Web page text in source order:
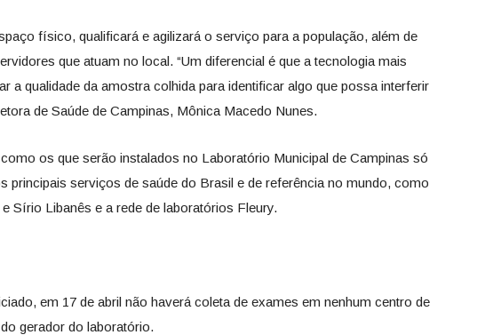
físico, qualificará e agilizará o serviço para a população, além de
que atuam no local. “Um diferencial é que a tecnologia mais
a qualidade da amostra colhida para identificar algo que possa interferir
de Saúde de Campinas, Mônica Macedo Nunes.
os que serão instalados no Laboratório Municipal de Campinas só
principais serviços de saúde do Brasil e de referência no mundo, como
Sírio Libanês e a rede de laboratórios Fleury.
em 17 de abril não haverá coleta de exames em nenhum centro de
gerador do laboratório.